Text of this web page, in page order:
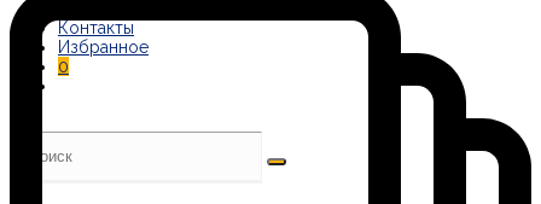
Контакты
0